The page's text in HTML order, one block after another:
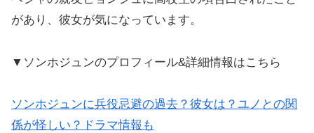
があり、彼女が気になっています。
▼ソンホジュンのプロフィール&詳細情報はこちら
ソンホジュンに兵役忌避の過去？彼女は？ユノとの関
係が怪しい？ドラマ情報も